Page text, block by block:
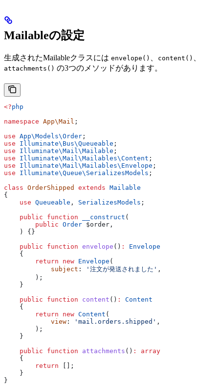
Mailableの設定
生成されたMailableクラスには envelope() content()
attachments() の3つのメソッドがあります。
<?php
namespace App\Mail ;
use App\Models\Order ;
use Illuminate\Bus\Queueable ;
use Illuminate\Mail\Mailable ;
use Illuminate\Mail\Mailables\Content ;
use Illuminate\Mail\Mailables\ Envelope ;
use Illuminate\Queue\ SerializesModels ;
class OrderShipped extends Mailable
{
    use
Queueable , SerializesModels ;
    public
function __construct (
        public
Order $order ,
    ) {}
    public
function envelope () :
Envelope
    {
        return
new Envelope (
            subject
: '注文が発送されました' ,
        );
    }
    public
function content () :
Content
    {
        return
new Content (
            view
: 'mail.orders.shipped' ,
        );
    }
    public
function attachments () :
array
    {
        return
[];
    }
}